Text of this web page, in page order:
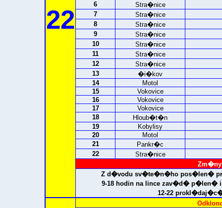
22
6
Stra�nice
7
Stra�nice
8
Stra�nice
9
Stra�nice
10
Stra�nice
11
Stra�nice
12
Stra�nice
13
�i�kov
14
Motol
15
Vokovice
16
Vokovice
17
Vokovice
18
Hloub�t�n
19
Kobylisy
20
Motol
21
Pankr�c
22
Stra�nice
Zm�ny
Z d�vodu sv�te�n�ho pos�len�
9-18 hodin na lince zav�d�
12-22